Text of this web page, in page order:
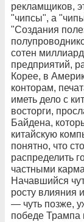
рекламщиков,
"чипсы", а
"Создания
сотен
предприятий,
Корее, в
конторам,
иметь дело с
восторги,
Байдена,
китайскую
понятно, что
распределить
частными
Начавшийся
росту влияния
— чуть позже,
победе Трампа